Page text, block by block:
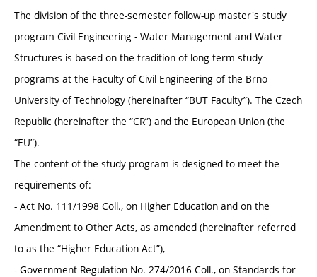
The division of the three-semester follow-up master's study
program Civil Engineering - Water Management and Water
Structures is based on the tradition of long-term study
programs at the Faculty of Civil Engineering of the Brno
University of Technology (hereinafter “BUT Faculty”). The Czech
Republic (hereinafter the “CR”) and the European Union (the
“EU”).
The content of the study program is designed to meet the
requirements of:
- Act No. 111/1998 Coll., on Higher Education and on the
Amendment to Other Acts, as amended (hereinafter referred
to as the “Higher Education Act”),
- Government Regulation No. 274/2016 Coll., on Standards for